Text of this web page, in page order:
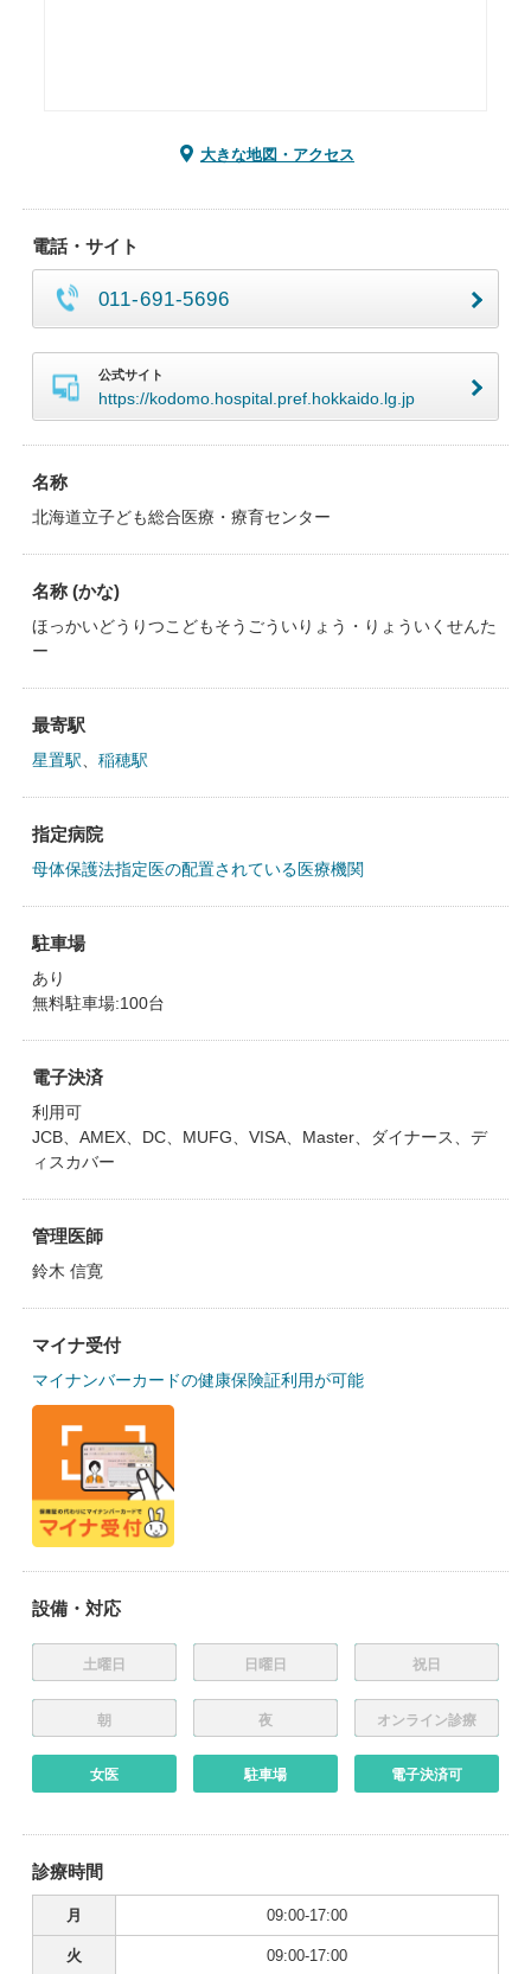
大きな地図・アクセス
電話・サイト
011-691-5696
公式サイト
https://kodomo.hospital.pref.hokkaido.lg.jp
名称
北海道立子ども総合医療・療育センター
名称 (かな)
ほっかいどうりつこどもそうごういりょう・りょういくせんた
ー
最寄駅
星置駅 稲穂駅
指定病院
母体保護法指定医の配置されている医療機関
駐車場
あり
無料駐車場:100台
電子決済
利用可
JCB、AMEX、DC、MUFG、VISA、Master、ダイナース、デ
ィスカバー
管理医師
鈴木 信寛
マイナ受付
マイナンバーカードの健康保険証利用が可能
設備・対応
土曜日 日曜日 祝日
朝 夜 オンライン診療
女医 駐車場 電子決済可
診療時間
月 09:00-17:00
火 09:00-17:00